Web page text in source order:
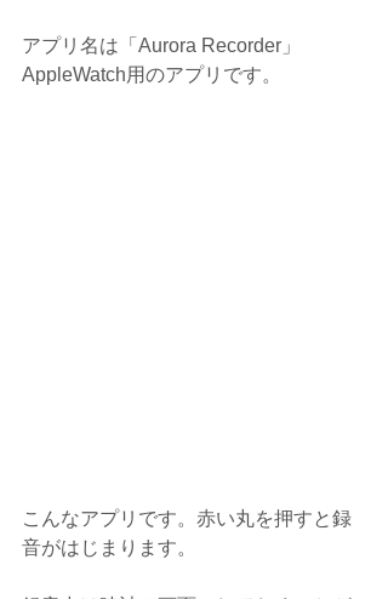
アプリ名は「Aurora Recorder」
AppleWatch用のアプリです。
こんなアプリです。赤い丸を押すと録
音がはじまります。